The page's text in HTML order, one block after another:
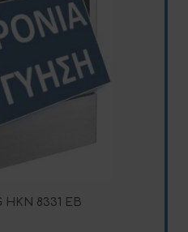
HKN 8331 EΒ